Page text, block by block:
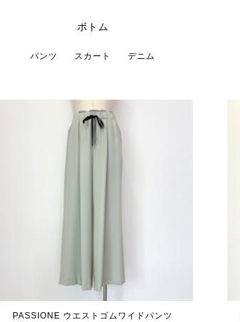
ボトム
パンツ スカート デニム
PASSIONE ウエストゴムワイドパンツ